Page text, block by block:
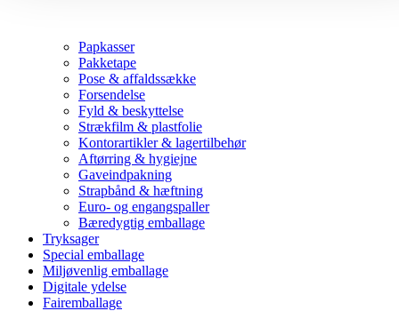
Papkasser
Pakketape
Pose & affaldssække
Forsendelse
Fyld & beskyttelse
Strækfilm & plastfolie
Kontorartikler & lagertilbehør
Aftørring & hygiejne
Gaveindpakning
Strapbånd & hæftning
Euro- og engangspaller
Bæredygtig emballage
Tryksager
Special emballage
Miljøvenlig emballage
Digitale ydelse
Fairemballage